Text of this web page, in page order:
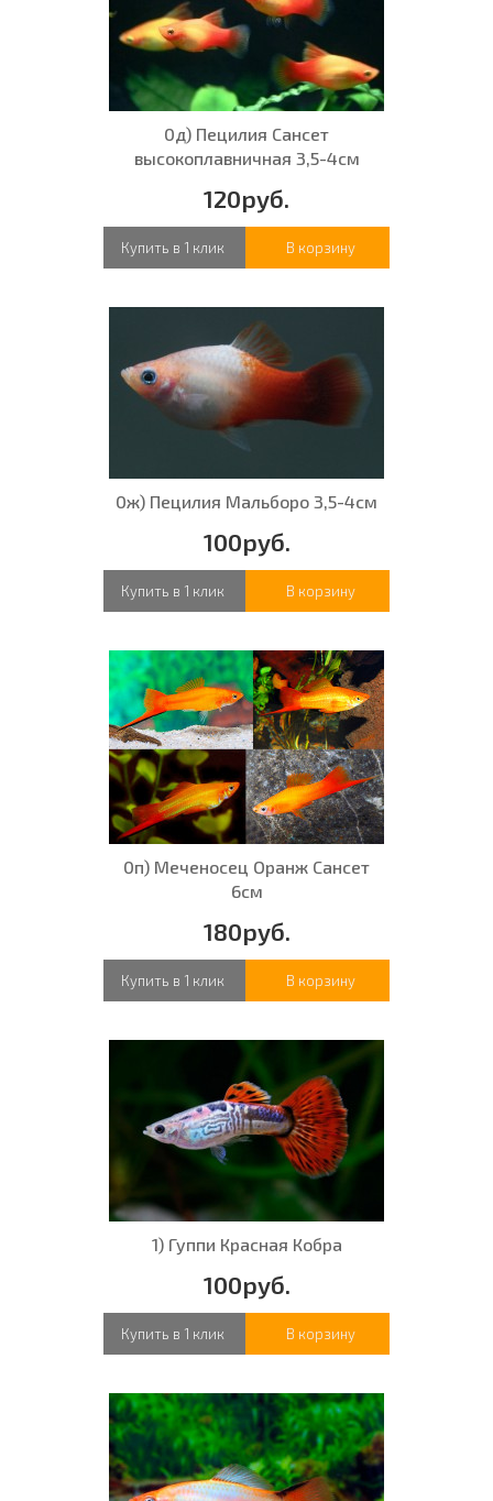
0д) Пецилия Сансет
высокоплавничная 3,5-4см
120руб.
Купить в 1 клик В корзину
0ж) Пецилия Мальборо 3,5-4см
100руб.
Купить в 1 клик В корзину
0п) Меченосец Оранж Сансет
6см
180руб.
Купить в 1 клик В корзину
1) Гуппи Красная Кобра
100руб.
Купить в 1 клик В корзину